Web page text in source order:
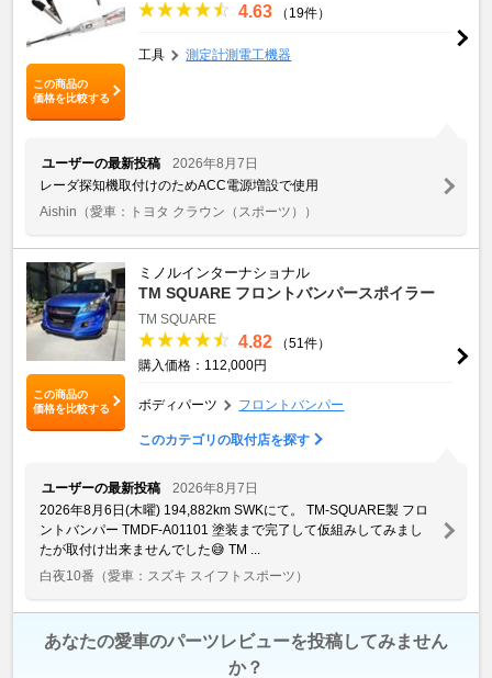
この商品の
価格を比較する
4.63 （19件）
工具 測定計測電工機器
ユーザーの最新投稿
2026年8月7日
レーダ探知機取付けのためACC電源増設で使用
Aishin （愛車：トヨタ クラウン（スポーツ））
この商品の
価格を比較する
ミノルインターナショナル
TM SQUARE フロントバンパースポイラー
TM SQUARE
4.82
（51件）
購入価格：112,000円
ボディパーツ フロントバンパー
このカテゴリの取付店を探す
ユーザーの最新投稿
2026年8月7日
2026年8月6日(木曜) 194,882km SWKにて。 TM-SQUARE製 フロ
ントバンパー TMDF-A01101 塗装まで完了して仮組みしてみまし
たが取付け出来ませんでした😅 TM ...
白夜10番 （愛車：スズキ スイフトスポーツ）
あなたの愛車のパーツレビューを投稿してみません
か？